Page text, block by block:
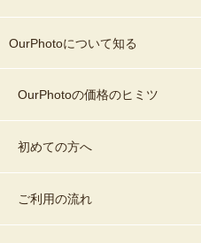
OurPhotoについて知る
OurPhotoの価格のヒミツ
初めての方へ
ご利用の流れ